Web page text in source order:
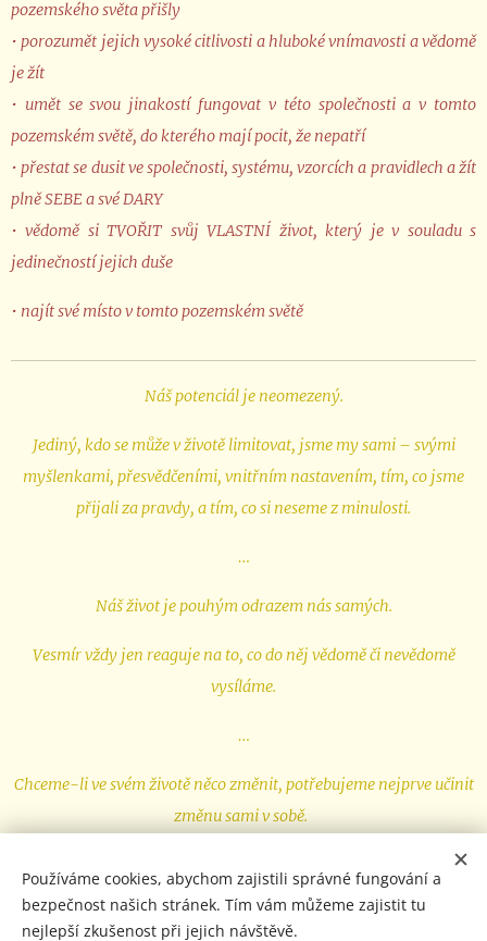
pozemského světa přišly
• porozumět jejich vysoké citlivosti a hluboké vnímavosti a vědomě
je žít
• umět se svou jinakostí fungovat v této společnosti a v tomto
pozemském světě, do kterého mají pocit, že nepatří
• přestat se dusit ve společnosti, systému, vzorcích a pravidlech a žít
plně SEBE a své DARY
• vědomě si TVOŘIT svůj VLASTNÍ život, který je v souladu s
jedinečností jejich duše
• najít své místo v tomto pozemském světě
Náš potenciál je neomezený.
Jediný, kdo se může v životě limitovat, jsme my sami – svými
myšlenkami, přesvědčeními, vnitřním nastavením, tím, co jsme
přijali za pravdy, a tím, co si neseme z minulosti.
…
Náš život je pouhým odrazem nás samých.
Vesmír vždy jen reaguje na to, co do něj vědomě či nevědomě
vysíláme.
…
Chceme-li ve svém životě něco změnit, potřebujeme nejprve učinit
změnu sami v sobě.
COPYRIGHT © 2022-2026 JANAVANKOVA.COM | Všechna
Používáme cookies, abychom zajistili správné fungování a
bezpečnost našich stránek. Tím vám můžeme zajistit tu
nejlepší zkušenost při jejich návštěvě.